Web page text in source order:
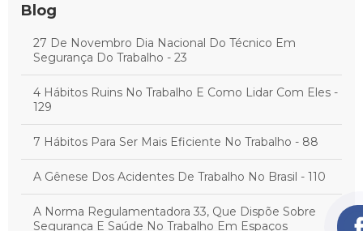
Blog
27 De Novembro Dia Nacional Do Técnico Em
Segurança Do Trabalho - 23
4 Hábitos Ruins No Trabalho E Como Lidar Com Eles -
129
7 Hábitos Para Ser Mais Eficiente No Trabalho - 88
A Gênese Dos Acidentes De Trabalho No Brasil - 110
A Norma Regulamentadora 33, Que Dispõe Sobre
Segurança E Saúde No Trabalho Em Espaços